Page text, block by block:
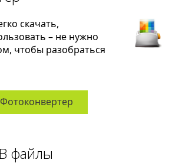
скачать,
– не нужно
чтобы разобраться
файлы